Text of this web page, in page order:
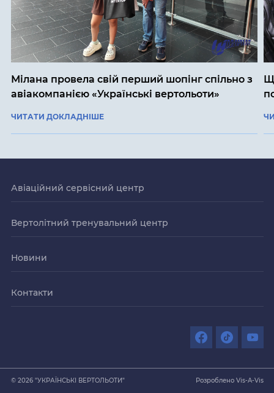
Мілана провела свій перший шопінг спільно з
авіакомпанією «Українські вертольоти»
ЧИТАТИ ДОКЛАДНІШЕ
Авіаційний сервісний центр
Вертолітний тренувальний центр
Новини
Контакти
© 2026 "УКРАЇНСЬКІ ВЕРТОЛЬОТИ" Розроблено Vis-A-Vis